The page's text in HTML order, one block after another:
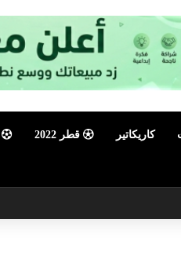
كاريكاتير قطر 2022